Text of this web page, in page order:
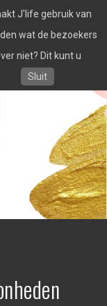
J'life gebruik van
wat de bezoekers
niet? Dit kunt u
Sluit